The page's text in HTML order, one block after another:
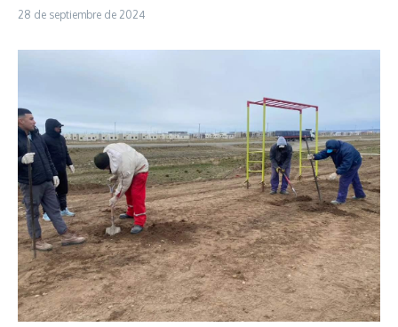
28 de septiembre de 2024